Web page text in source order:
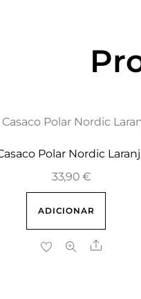
Polar Nordic
33,90 €
ADICIONAR
Share